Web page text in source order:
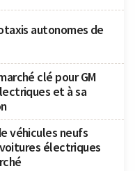
autonomes de
clé pour GM
et à sa
véhicules neufs
électriques